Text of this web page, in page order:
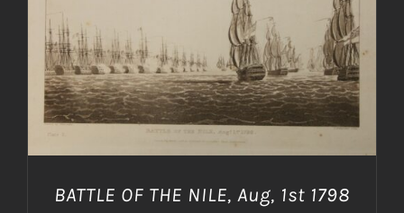
AGGIUNGI AL CARRELLO / DETTAGLI
BATTLE OF THE NILE, Aug, 1st 1798